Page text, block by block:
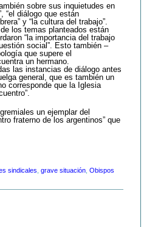
sobre sus inquietudes en
“el diálogo que están
y “la cultura del trabajo”.
los temas planteados están
“la importancia del trabajo
social”. Esto también –
que supere el
un hermano.
las instancias de diálogo antes
general, que es también un
corresponde que la Iglesia
un ejemplar del
fraterno de los argentinos” que
sindicales grave situación Obispos